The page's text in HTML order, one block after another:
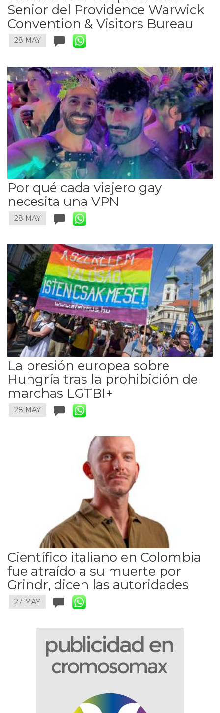
Senior del Providence Warwick
Convention & Visitors Bureau
28 MAY
Por qué cada viajero gay
necesita una VPN
28 MAY
La presión europea sobre
Hungría tras la prohibición de
marchas LGTBI+
28 MAY
Científico italiano en Colombia
fue atraído a su muerte por
Grindr, dicen las autoridades
27 MAY